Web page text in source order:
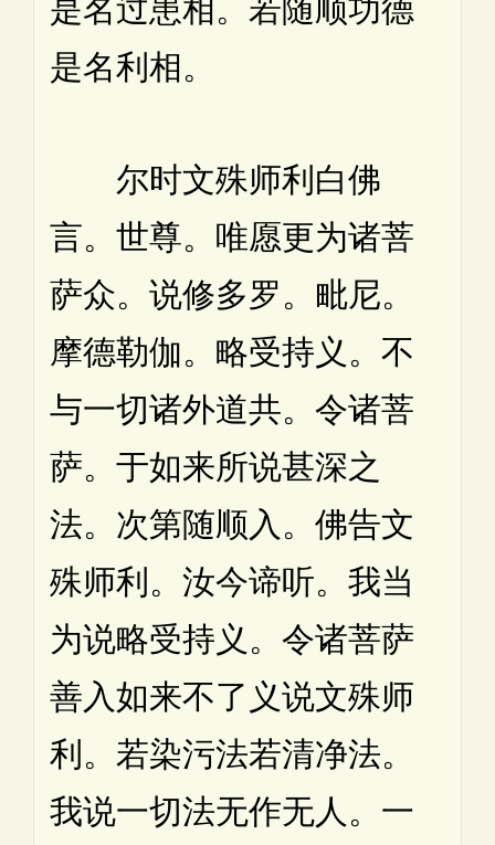
是名过患相。若随顺功德
是名利相。
尔时文殊师利白佛
言。世尊。唯愿更为诸菩
萨众。说修多罗。毗尼。
摩德勒伽。略受持义。不
与一切诸外道共。令诸菩
萨。于如来所说甚深之
法。次第随顺入。佛告文
殊师利。汝今谛听。我当
为说略受持义。令诸菩萨
善入如来不了义说文殊师
利。若染污法若清净法。
我说一切法无作无人。一